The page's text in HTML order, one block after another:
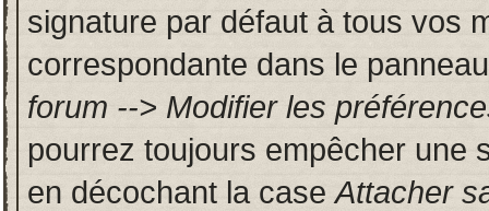
signature par défaut à tous vos
correspondante dans le
forum --> Modifier les
pourrez toujours empêcher une
en décochant la caseAttacher